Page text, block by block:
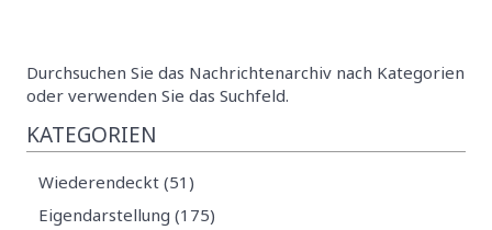
Durchsuchen Sie das Nachrichtenarchiv nach Kategorien
oder verwenden Sie das Suchfeld.
KATEGORIEN
Wiederendeckt (51)
Eigendarstellung (175)